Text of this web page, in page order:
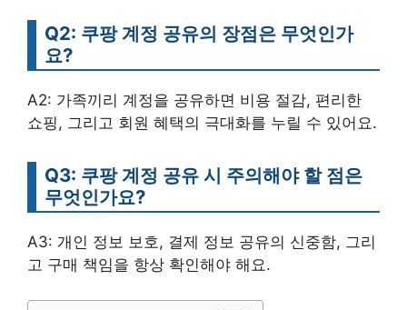
Q2: 쿠팡 계정 공유의 장점은 무엇인가
요?
A2: 가족끼리 계정을 공유하면 비용 절감, 편리한
쇼핑, 그리고 회원 혜택의 극대화를 누릴 수 있어요.
Q3: 쿠팡 계정 공유 시 주의해야 할 점은
무엇인가요?
A3: 개인 정보 보호, 결제 정보 공유의 신중함, 그리
고 구매 책임을 항상 확인해야 해요.